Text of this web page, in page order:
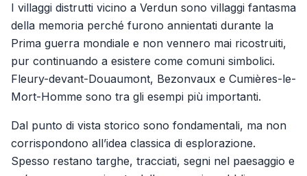
I villaggi distrutti vicino a Verdun sono villaggi fantasma
della memoria perché furono annientati durante la
Prima guerra mondiale e non vennero mai ricostruiti,
pur continuando a esistere come comuni simbolici.
Fleury-devant-Douaumont, Bezonvaux e Cumières-le-
Mort-Homme sono tra gli esempi più importanti.
Dal punto di vista storico sono fondamentali, ma non
corrispondono all’idea classica di esplorazione.
Spesso restano targhe, tracciati, segni nel paesaggio e